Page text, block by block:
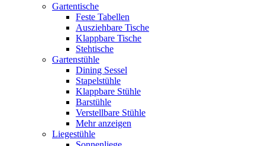
Gartentische
Feste Tabellen
Ausziehbare Tische
Klappbare Tische
Stehtische
Gartenstühle
Dining Sessel
Stapelstühle
Klappbare Stühle
Barstühle
Verstellbare Stühle
Mehr anzeigen
Liegestühle